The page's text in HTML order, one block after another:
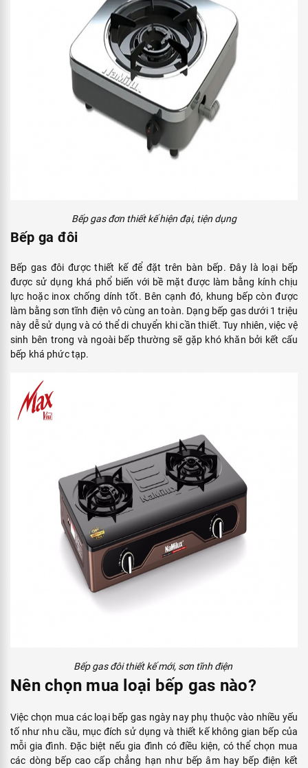
Bếp gas đơn thiết kế hiện đại, tiện dụng
Bếp ga đôi
Bếp gas đôi được thiết kế để đặt trên bàn bếp. Đây là loại bếp
được sử dụng khá phổ biến với bề mặt được làm bằng kính chịu
lực hoặc inox chống dính tốt. Bên cạnh đó, khung bếp còn được
làm bằng sơn tĩnh điện vô cùng an toàn. Dạng bếp gas dưới 1 triệu
này dễ sử dụng và có thể di chuyển khi cần thiết. Tuy nhiên, việc vệ
sinh bên trong và ngoài bếp thường sẽ gặp khó khăn bởi kết cấu
bếp khá phức tạp.
Bếp gas đôi thiết kế mới, sơn tĩnh điện
Nên chọn mua loại bếp gas nào?
Việc chọn mua các loại bếp gas ngày nay phụ thuộc vào nhiều yếu
tố như nhu cầu, mục đích sử dụng và thiết kế không gian bếp của
mỗi gia đình. Đặc biệt nếu gia đình có điều kiện, có thể chọn mua
các dòng bếp cao cấp chẳng hạn như bếp âm hay bếp điện kết